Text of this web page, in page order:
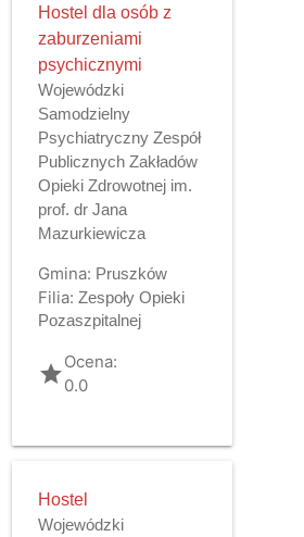
Hostel dla osób z
zaburzeniami
psychicznymi
Wojewódzki
Samodzielny
Psychiatryczny Zespół
Publicznych Zakładów
Opieki Zdrowotnej im.
prof. dr Jana
Mazurkiewicza
Gmina: Pruszków
Filia: Zespoły Opieki
Pozaszpitalnej
gradeOcena:
0.0
Hostel
Wojewódzki